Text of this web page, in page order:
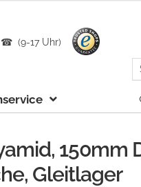
☎ (9-17 Uhr)
150mm
Gleitlager